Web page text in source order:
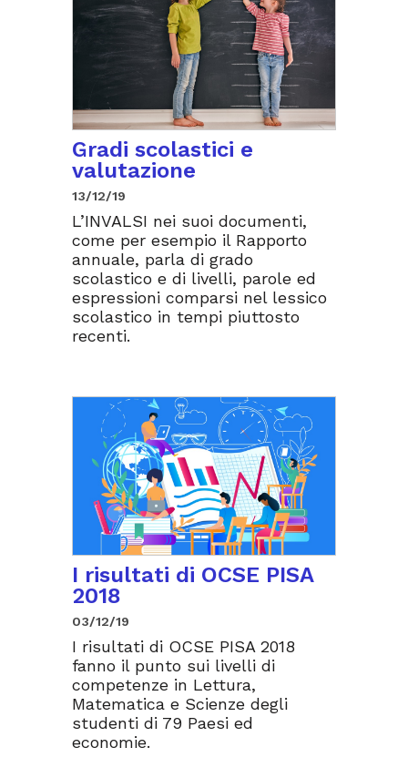
Gradi scolastici e
valutazione
13/12/19
L’INVALSI nei suoi documenti,
come per esempio il Rapporto
annuale, parla di grado
scolastico e di livelli, parole ed
espressioni comparsi nel lessico
scolastico in tempi piuttosto
recenti.
I risultati di OCSE PISA
2018
03/12/19
I risultati di OCSE PISA 2018
fanno il punto sui livelli di
competenze in Lettura,
Matematica e Scienze degli
studenti di 79 Paesi ed
economie.